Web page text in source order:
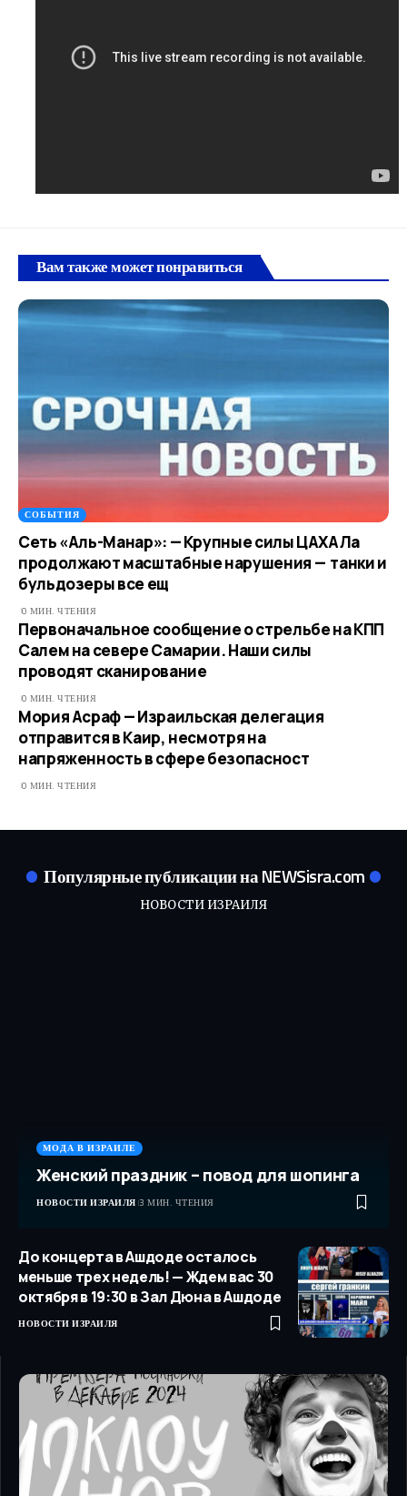
Вам также может понравиться
СОБЫТИЯ
Сеть «Аль-Манар»: — Крупные силы ЦАХАЛа
продолжают масштабные нарушения — танки и
бульдозеры все ещ
0 МИН. ЧТЕНИЯ
Первоначальное сообщение о стрельбе на КПП
Салем на севере Самарии. Наши силы
проводят сканирование
0 МИН. ЧТЕНИЯ
Мория Асраф — Израильская делегация
отправится в Каир, несмотря на
напряженность в сфере безопасност
0 МИН. ЧТЕНИЯ
Популярные публикации на NEWSisra.com
НОВОСТИ ИЗРАИЛЯ
МОДА В ИЗРАИЛЕ
Женский праздник – повод для шопинга
НОВОСТИ ИЗРАИЛЯ 3 МИН. ЧТЕНИЯ
До концерта в Ашдоде осталось
меньше трех недель! — Ждем вас 30
октября в 19:30 в Зал Дюна в Ашдоде
НОВОСТИ ИЗРАИЛЯ